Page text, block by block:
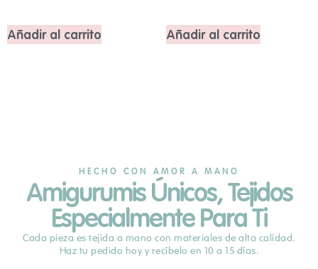
Añadir al carrito Añadir al carrito
HECHO CON AMOR A MANO
Amigurumis Únicos, Tejidos
Especialmente Para Ti
Cada pieza es tejida a mano con materiales de alta calidad.
Haz tu pedido hoy y recíbelo en 10 a 15 días.